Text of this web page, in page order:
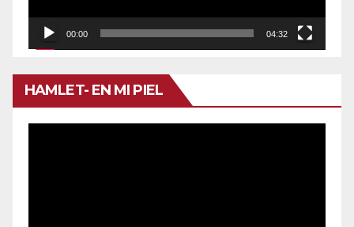
00:00 04:32
HAMLET- EN MI PIEL